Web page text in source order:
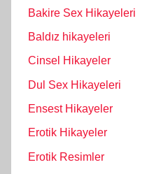
Bakire Sex Hikayeleri
Baldız hikayeleri
Cinsel Hikayeler
Dul Sex Hikayeleri
Ensest Hikayeler
Erotik Hikayeler
Erotik Resimler